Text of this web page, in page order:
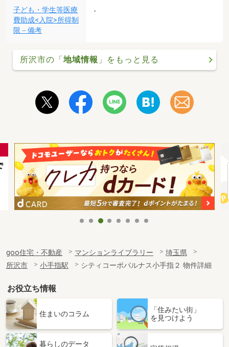
子ども・学生等医療
費助成<入院>所得制
限－備考
-
所沢市の「地域情報 」をもっと見る
goo住宅・不動産 マンションライブラリー
埼玉県
所沢市
小手指駅 シティコーポパルナス小手指２ 物件詳細
お役立ち情報
住まいのコラム
「住みたい街」
を見つけよう
暮らしのデータ